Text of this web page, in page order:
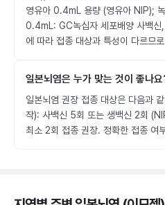
영유아 0.4mL 용량 (영유아 NIP);
0.4mL: GC녹십자 세포배양 사백신
에 따라 접종 대상과 특성이 다르므
일본뇌염은 누가 맞는 것이 좋나
일본뇌염 권장 접종 대상은 다음과
작): 사백신 5회 또는 생백신 2회
최소 2회 접종 권장. 정확한 접종 여